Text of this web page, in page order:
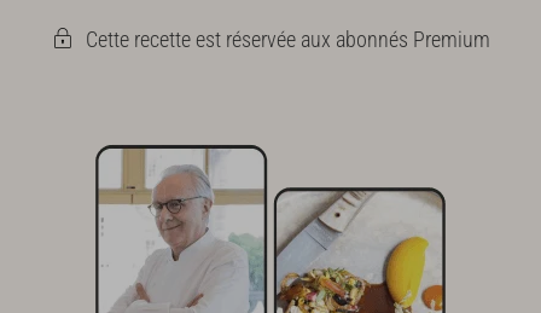
Cette recette est réservée aux abonnés Premium